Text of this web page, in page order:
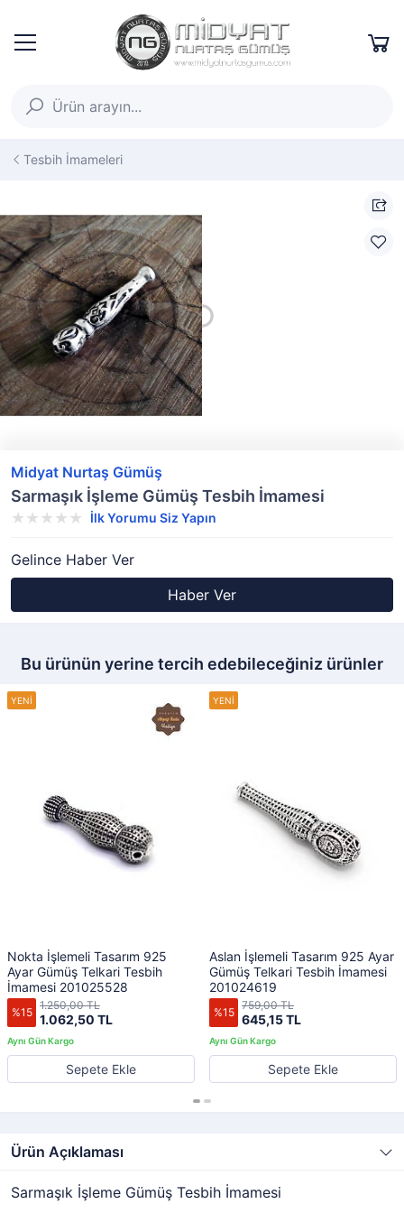
Tesbih İmameleri
Midyat Nurtaş Gümüş
Sarmaşık İşleme Gümüş Tesbih İmamesi
İlk Yorumu Siz Yapın
Gelince Haber Ver
Haber Ver
Bu ürünün yerine tercih edebileceğiniz ürünler
Nokta İşlemeli Tasarım 925
Ayar Gümüş Telkari Tesbih
İmamesi 201025528
%15 1.062,50 TL
1.250,00 TL
Sepete Ekle
Aslan İşlemeli Tasarım 925 Ayar
Gümüş Telkari Tesbih İmamesi
201024619
%15 645,15 TL
759,00 TL
Sepete Ekle
Ürün Açıklaması
Sarmaşık İşleme Gümüş Tesbih İmamesi